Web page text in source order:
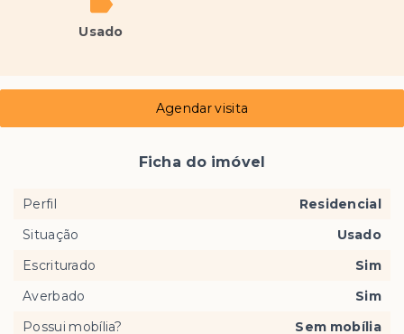
Usado
Agendar visita
Ficha do imóvel
Perfil
Residencial
Situação
Usado
Escriturado
Sim
Averbado
Sim
Possui mobília?
Sem mobília